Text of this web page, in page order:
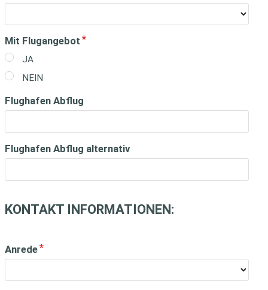
Mit Flugangebot
JA
NEIN
Flughafen Abflug
Flughafen Abflug alternativ
KONTAKT INFORMATIONEN:
Anrede